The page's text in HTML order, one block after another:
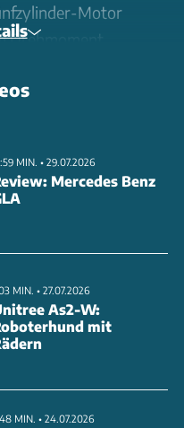
Motor
Drehmoment.
Damit distanziert er
Mercedes-AMG
Sprint von 0 auf
3,8 Sekunden -
schneller als der
mit dem
68.000 Euro. Der
geringste Gewicht
zum derzeit
seiner Klasse.
MIN. • 29.07.2026
Mercedes Benz
MIN. • 27.07.2026
As2-W:
mit
MIN. • 24.07.2026